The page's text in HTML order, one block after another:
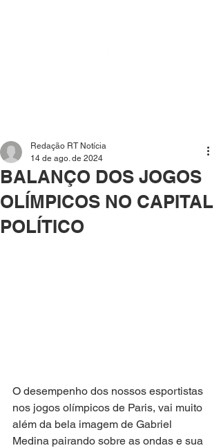
BALANÇO DOS JOGOS
OLÍMPICOS NO CAPITAL
POLÍTICO
Redação RT Notícia
14 de ago. de 2024
O desempenho dos nossos esportistas
nos jogos olímpicos de Paris, vai muito
além da bela imagem de Gabriel
Medina pairando sobre as ondas e sua